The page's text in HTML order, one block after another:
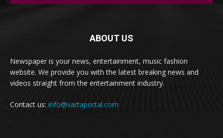
ABOUT US
Newspaper is your news, entertainment, music fashion
website. We provide you with the latest breaking news and
videos straight from the entertainment industry.
Contact us: info@vartaportal.com